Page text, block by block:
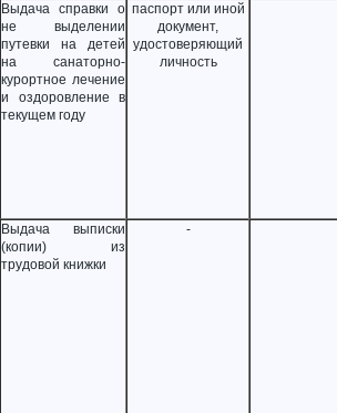
Выдача справки о
не выделении
путевки на детей
на санаторно-
курортное лечение
и оздоровление в
текущем году
паспорт или иной
документ,
удостоверяющий
личность
Выдача выписки
(копии) из
трудовой книжки
-